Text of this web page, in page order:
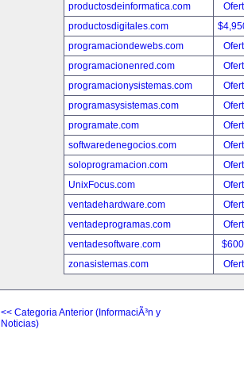
productosdeinformatica.com
productosdigitales.com
programaciondewebs.com
programacionenred.com
programacionysistemas.com
programasysistemas.com
programate.com
softwaredenegocios.com
soloprogramacion.com
UnixFocus.com
ventadehardware.com
ventadeprogramas.com
ventadesoftware.com
zonasistemas.com
<< Categoria Anterior (InformaciÃ³n y
Noticias)